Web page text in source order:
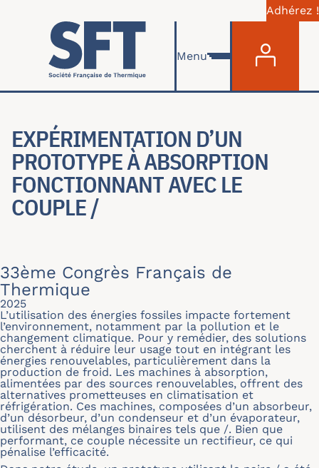
Aller au contenu principal
Adhérez !
Menu
EXPÉRIMENTATION D’UN
PROTOTYPE À ABSORPTION
FONCTIONNANT AVEC LE
COUPLE /
33ème Congrès Français de
Thermique
2025
L’utilisation des énergies fossiles impacte fortement
l’environnement, notamment par la pollution et le
changement climatique. Pour y remédier, des solutions
cherchent à réduire leur usage tout en intégrant les
énergies renouvelables, particulièrement dans la
production de froid. Les machines à absorption,
alimentées par des sources renouvelables, offrent des
alternatives prometteuses en climatisation et
réfrigération. Ces machines, composées d’un absorbeur,
d’un désorbeur, d’un condenseur et d’un évaporateur,
utilisent des mélanges binaires tels que /. Bien que
performant, ce couple nécessite un rectifieur, ce qui
pénalise l’efficacité.